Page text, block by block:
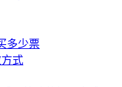
多少票
式